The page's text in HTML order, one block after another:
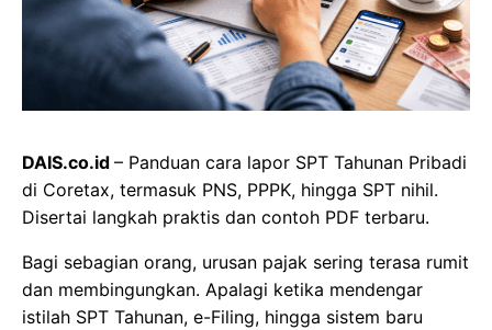
DAIS.co.id – Panduan cara lapor SPT Tahunan Pribadi
di Coretax, termasuk PNS, PPPK, hingga SPT nihil.
Disertai langkah praktis dan contoh PDF terbaru.
Bagi sebagian orang, urusan pajak sering terasa rumit
dan membingungkan. Apalagi ketika mendengar
istilah SPT Tahunan, e-Filing, hingga sistem baru